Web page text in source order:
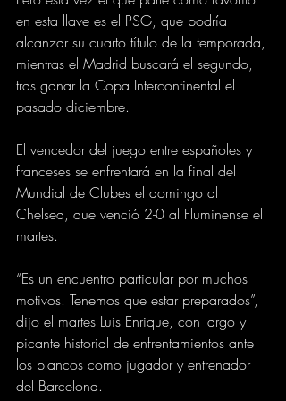
en esta llave es el PSG, que podría
alcanzar su cuarto título de la temporada,
mientras el Madrid buscará el segundo,
tras ganar la Copa Intercontinental el
pasado diciembre.
El vencedor del juego entre españoles y
franceses se enfrentará en la final del
Mundial de Clubes el domingo al
Chelsea, que venció 2-0 al Fluminense el
martes.
“Es un encuentro particular por muchos
motivos. Tenemos que estar preparados”,
dijo el martes Luis Enrique, con largo y
picante historial de enfrentamientos ante
los blancos como jugador y entrenador
del Barcelona.